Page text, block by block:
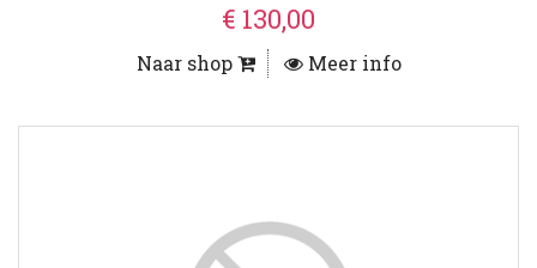
€ 130,00
Naar shop Meer info